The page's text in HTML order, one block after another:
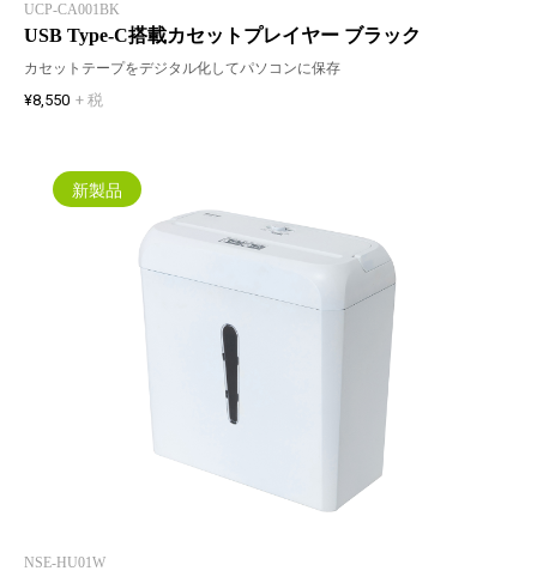
UCP-CA001BK
USB Type-C搭載カセットプレイヤー ブラック
カセットテープをデジタル化してパソコンに保存
¥8,550 + 税
新製品
NSE-HU01W